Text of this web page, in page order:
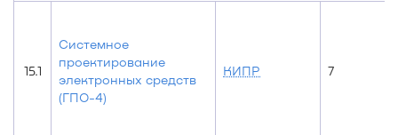
15.1
Системное
проектирование
электронных средств
(ГПО-4)
КИПР 7